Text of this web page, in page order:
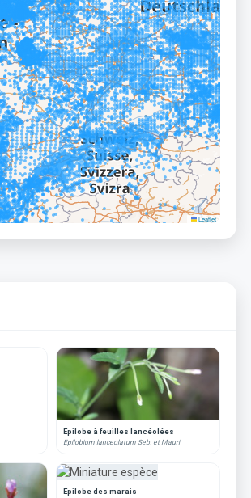
Leaflet
Epilobe à feuilles lancéolées
Epilobium lanceolatum Seb. et Mauri
Epilobe des marais